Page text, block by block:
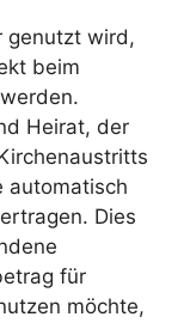
genutzt wird,
beim
Heirat, der
automatisch
Dies
für
möchte,